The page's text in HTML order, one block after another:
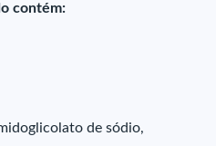
contém:
de sódio,